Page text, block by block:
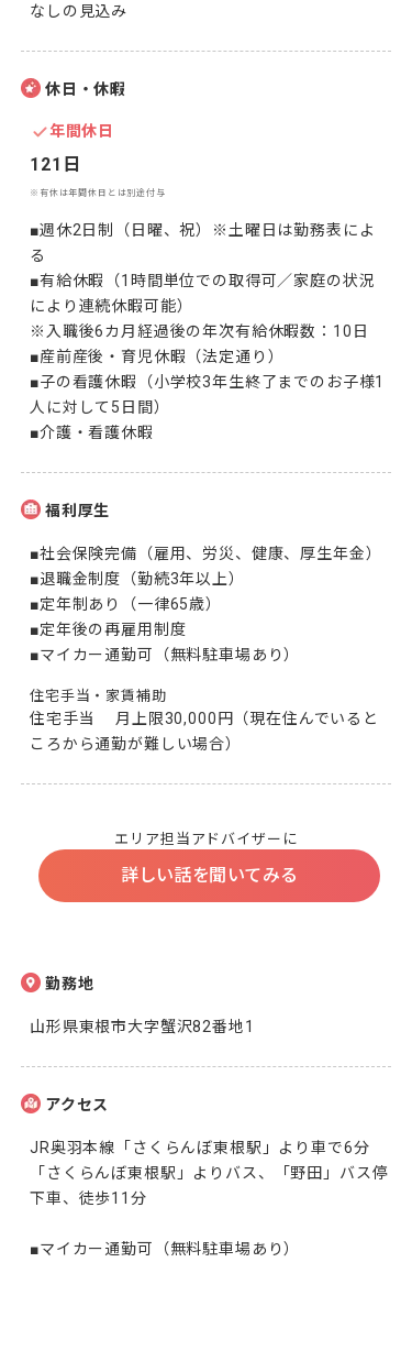
なしの見込み
休日・休暇
年間休日
121日
※有休は年間休日とは別途付与
■週休2日制（日曜、祝）※土曜日は勤務表によ
る
■有給休暇（1時間単位での取得可／家庭の状況
により連続休暇可能）
※入職後6カ月経過後の年次有給休暇数：10日
■産前産後・育児休暇（法定通り）
■子の看護休暇（小学校3年生終了までのお子様1
人に対して5日間）
福利厚生
■社会保険完備（雇用、労災、健康、厚生年金）
■退職金制度（勤続3年以上）
■定年制あり（一律65歳）
■定年後の再雇用制度
■マイカー通勤可（無料駐車場あり）
住宅手当・家賃補助
住宅手当 　月上限30,000円（現在住んでいると
ころから通勤が難しい場合）
エリア担当アドバイザーに
詳しい話を聞いてみる
勤務地
山形県東根市大字蟹沢82番地1
アクセス
JR奥羽本線「さくらんぼ東根駅」より車で6分
「さくらんぼ東根駅」よりバス、「野田」バス停
下車、徒歩11分
■マイカー通勤可（無料駐車場あり）